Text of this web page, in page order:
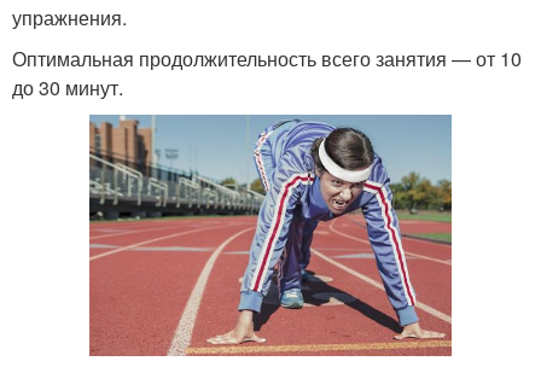
упражнения.
Оптимальная продолжительность всего занятия — от 10
до 30 минут.